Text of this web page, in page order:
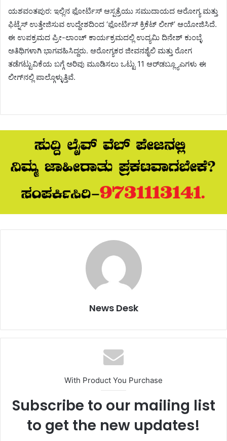
​ಯಶವಂತಪುರ: ಇಲ್ಲಿನ ಫೋರ್ಟಿಸ್ ಆಸ್ಪತ್ರೆಯು ಸಮುದಾಯದ ಆರೋಗ್ಯ ಮತ್ತು
ಫಿಟ್ನೆಸ್ ಉತ್ತೇಜಿಸುವ ಉದ್ದೇಶದಿಂದ ‘ಫೋರ್ಟಿಸ್ ಕ್ರಿಕೆಟ್ ಲೀಗ್’ ಆಯೋಜಿಸಿದೆ.
ಈ ಉಪಕ್ರಮದ ಪ್ರೀ-ಲಾಂಚ್ ಕಾರ್ಯಕ್ರಮದಲ್ಲಿ ಉದ್ಯಮಿ ದಿನೇಶ್ ಕುಂಬ್ಳೆ
ಅತಿಥಿಗಳಾಗಿ ಭಾಗವಹಿಸಿದ್ದರು. ಆರೋಗ್ಯಕರ ಜೀವನಶೈಲಿ ಮತ್ತು ರೋಗ
ತಡೆಗಟ್ಟುವಿಕೆಯ ಬಗ್ಗೆ ಅರಿವು ಮೂಡಿಸಲು ಒಟ್ಟು 11 ಆರ್‌ಡಬ್ಲ್ಯೂಎಗಳು ಈ
ಲೀಗ್‌ನಲ್ಲಿ ಪಾಲ್ಗೊಳ್ಳುತ್ತಿವೆ.
News Desk
With Product You Purchase
Subscribe to our mailing list
to get the new updates!